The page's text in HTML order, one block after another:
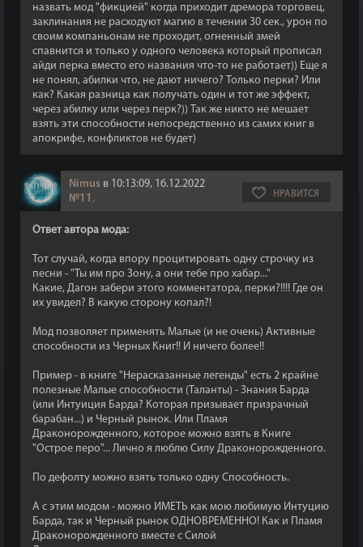
назвать мод "фикцией" когда приходит дремора торговец,
заклинания не расходуют магию в течении 30 сек., урон по
своим компаньонам не проходит, огненный змей
спавнится и только у одного человека который прописал
айди перка вместо его названия что-то не работает)) Еще я
не понял, абилки что, не дают ничего? Только перки? Или
как? Какая разница как получать один и тот же эффект,
через абилку или через перк?)) Так же никто не мешает
взять эти способности непосредственно из самих книг в
апокрифе, конфликтов не будет)
Nimus в 10:13:09, 16.12.2022
№11 , НРАВИТСЯ
Ответ автора мода:
Тот случай, когда впору процитировать одну строчку из
песни - "Ты им про Зону, а они тебе про хабар..."
Какие, Дагон забери этого комментатора, перки?!!!! Где он
их увидел? В какую сторону копал?!
Мод позволяет применять Малые (и не очень) Активные
способности из Черных Книг!! И ничего более!!
Пример - в книге "Нерасказанные легенды" есть 2 крайне
полезные Малые способности (Таланты) - Знания Барда
(или Интуиция Барда? Которая призывает призрачный
барабан...) и Черный рынок. Или Пламя
Драконорожденного, которое можно взять в Книге
"Острое перо"... Лично я люблю Силу Драконорожденного.
По дефолту можно взять только одну Способность.
А с этим модом - можно ИМЕТЬ как мою любимую Интуцию
Барда, так и Черный рынок ОДНОВРЕМЕННО! Как и Пламя
Драконорожденного вместе с Силой